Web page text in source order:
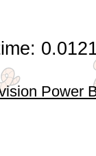
Power